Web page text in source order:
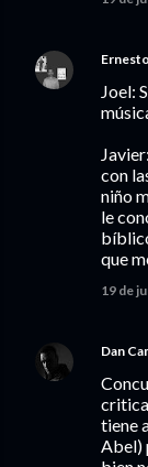
Joel:
con
niño
le
que
19 de
Dan
tiene
Abel)